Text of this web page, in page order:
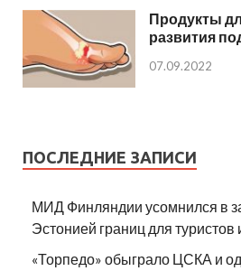
Продукты
развития
07.09.2022
ПОСЛЕДНИЕ ЗАПИСИ
МИД Финляндии усомнился в
Эстонией границ для туристов
«Торпедо» обыграло ЦСКА и